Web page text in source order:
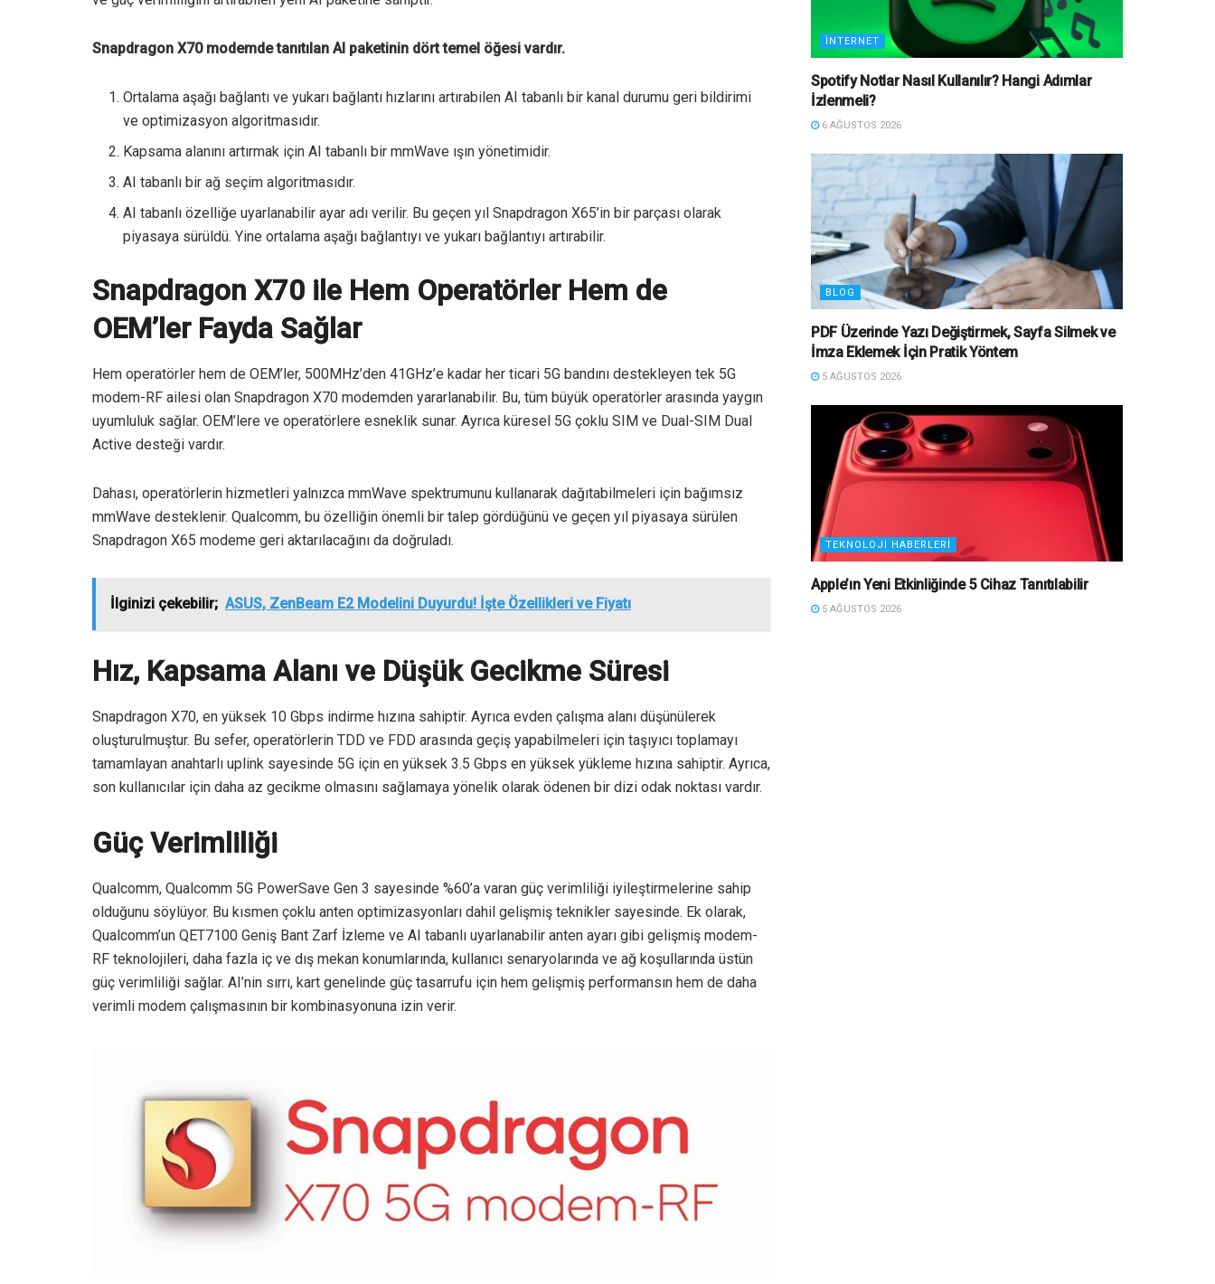
Snapdragon X70 modemde tanıtılan AI paketinin dört temel öğesi vardır.
Ortalama aşağı bağlantı ve yukarı bağlantı hızlarını artırabilen AI tabanlı bir kanal durumu geri bildirimi
ve optimizasyon algoritmasıdır.
Kapsama alanını artırmak için AI tabanlı bir mmWave ışın yönetimidir.
AI tabanlı bir ağ seçim algoritmasıdır.
AI tabanlı özelliğe uyarlanabilir ayar adı verilir. Bu geçen yıl Snapdragon X65’in bir parçası olarak
piyasaya sürüldü. Yine ortalama aşağı bağlantıyı ve yukarı bağlantıyı artırabilir.
Snapdragon X70 ile Hem Operatörler Hem de
OEM’ler Fayda Sağlar
Hem operatörler hem de OEM’ler, 500MHz’den 41GHz’e kadar her ticari 5G bandını destekleyen tek 5G
modem-RF ailesi olan Snapdragon X70 modemden yararlanabilir. Bu, tüm büyük operatörler arasında yaygın
uyumluluk sağlar. OEM’lere ve operatörlere esneklik sunar. Ayrıca küresel 5G çoklu SIM ve Dual-SIM Dual
Active desteği vardır.
Dahası, operatörlerin hizmetleri yalnızca mmWave spektrumunu kullanarak dağıtabilmeleri için bağımsız
mmWave desteklenir. Qualcomm, bu özelliğin önemli bir talep gördüğünü ve geçen yıl piyasaya sürülen
Snapdragon X65 modeme geri aktarılacağını da doğruladı.
İlginizi çekebilir; ASUS, ZenBeam E2 Modelini Duyurdu! İşte Özellikleri ve Fiyatı
Hız, Kapsama Alanı ve Düşük Gecikme Süresi
Snapdragon X70, en yüksek 10 Gbps indirme hızına sahiptir. Ayrıca evden çalışma alanı düşünülerek
oluşturulmuştur. Bu sefer, operatörlerin TDD ve FDD arasında geçiş yapabilmeleri için taşıyıcı toplamayı
tamamlayan anahtarlı uplink sayesinde 5G için en yüksek 3.5 Gbps en yüksek yükleme hızına sahiptir. Ayrıca,
son kullanıcılar için daha az gecikme olmasını sağlamaya yönelik olarak ödenen bir dizi odak noktası vardır.
Güç Verimliliği
Qualcomm, Qualcomm 5G PowerSave Gen 3 sayesinde %60’a varan güç verimliliği iyileştirmelerine sahip
olduğunu söylüyor. Bu kısmen çoklu anten optimizasyonları dahil gelişmiş teknikler sayesinde. Ek olarak,
Qualcomm’un QET7100 Geniş Bant Zarf İzleme ve AI tabanlı uyarlanabilir anten ayarı gibi gelişmiş modem-
RF teknolojileri, daha fazla iç ve dış mekan konumlarında, kullanıcı senaryolarında ve ağ koşullarında üstün
güç verimliliği sağlar. AI’nin sırrı, kart genelinde güç tasarrufu için hem gelişmiş performansın hem de daha
verimli modem çalışmasının bir kombinasyonuna izin verir.
İNTERNET
Spotify Notlar Nasıl Kullanılır? Hangi Adımlar
İzlenmeli?
6 AĞUSTOS 2026
BLOG
PDF Üzerinde Yazı Değiştirmek, Sayfa Silmek ve
İmza Eklemek İçin Pratik Yöntem
5 AĞUSTOS 2026
TEKNOLOJI HABERLERI
Apple’ın Yeni Etkinliğinde 5 Cihaz Tanıtılabilir
5 AĞUSTOS 2026